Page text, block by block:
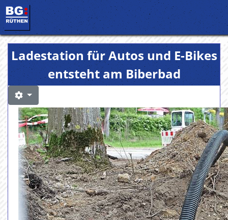
Ladestation für Autos und E-Bikes
entsteht am Biberbad